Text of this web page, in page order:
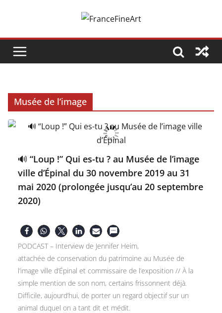
Musée de l’image
🔊 “Loup !” Qui es-tu ? au Musée de l’image
ville d’Épinal du 30 novembre 2019 au 31
mai 2020 (prolongée jusqu’au 20 septembre
2020)
PODCAST – Interview de Jennifer Heim,
attachée de conservation du patrimoine au Musée de
l’image ville d’Épinal et commissaire de l’exposition // À la
simple mention de son nom, certains frissonnent déjà.
Difficile, aujourd’hui, de porter un regard objectif sur un
animal duquel on a tant dit et médit.